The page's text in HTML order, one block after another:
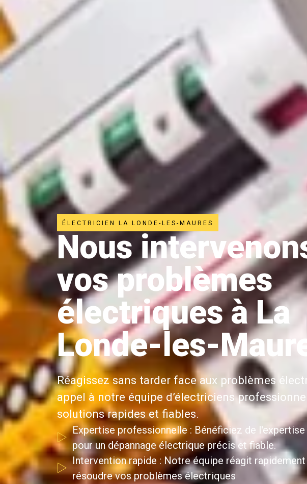
ÉLECTRICIEN LA LONDE-LES-MAURES
Nous
vos problèmes
électriques à La
Londe-les-
Réagissez sans tarder face aux problèmes
appel à notre équipe d’électriciens
solutions rapides et fiables.
Expertise professionnelle : Bénéficiez de
pour un dépannage électrique précis et fiable.
Intervention rapide : Notre équipe réagit
résoudre vos problèmes électriques